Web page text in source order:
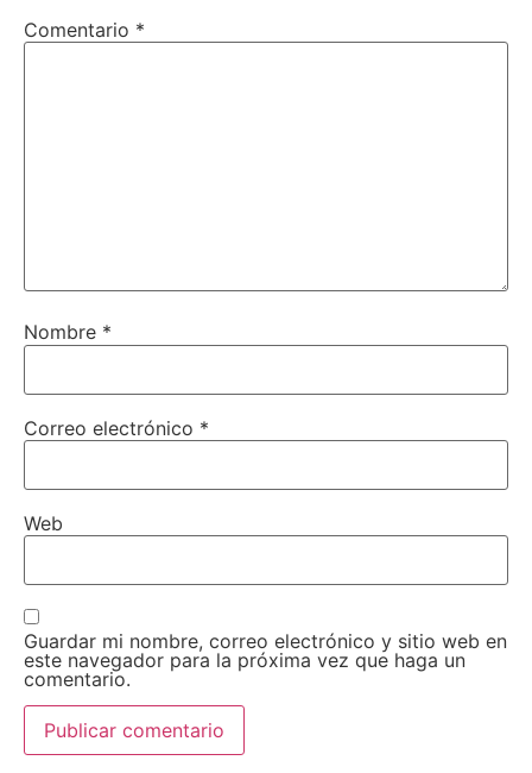
Comentario *
Nombre *
Correo electrónico *
Web
Guardar mi nombre, correo electrónico y sitio web en
este navegador para la próxima vez que haga un
comentario.